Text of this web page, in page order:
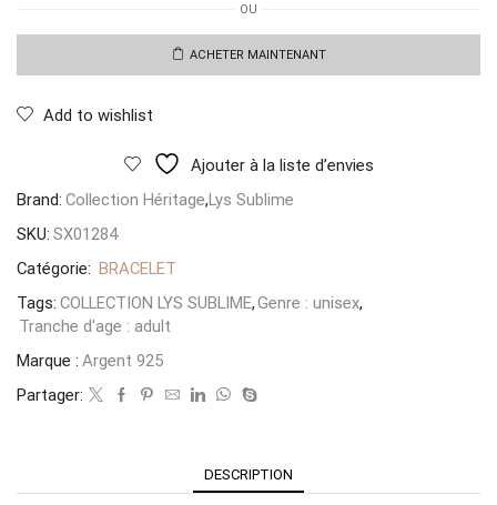
Grain
Dore
OU
ACHETER MAINTENANT
Add to wishlist
Ajouter à la liste d’envies
Brand: Collection Héritage,Lys Sublime
SKU: SX01284
Catégorie: BRACELET
Tags: COLLECTION LYS SUBLIME,Genre : unisex,
Tranche d'age : adult
Marque : Argent 925
Partager:
DESCRIPTION